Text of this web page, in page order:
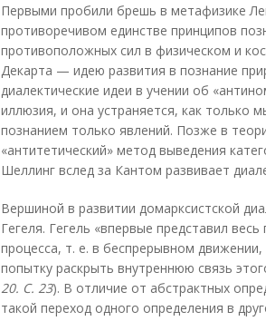
Первыми пробили брешь в метафизике
противоречивом единстве принципов
противоположных сил в физическом и
Декарта — идею развития в познание
диалектические идеи в учении об
иллюзия, и она устраняется, как только
познанием только явлений. Позже в
«антитетический» метод выведения
Шеллинг вслед за Кантом развивает
Вершиной в развитии домарксистской
Гегеля. Гегель «впервые представил
процесса, т. е. в беспрерывном
попытку раскрыть внутреннюю связь
20. С. 23). В отличие от абстрактных
такой переход одного определения в